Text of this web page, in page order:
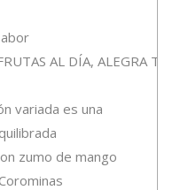
AL DÍA, ALEGRA TU
variada es una
zumo de mango